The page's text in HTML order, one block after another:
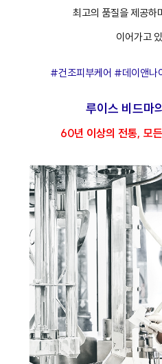
최고의 품질을 제공하
이어가고
#건조피부케어 #데이앤나
루이스 비드마
60년 이상의 전통, 모